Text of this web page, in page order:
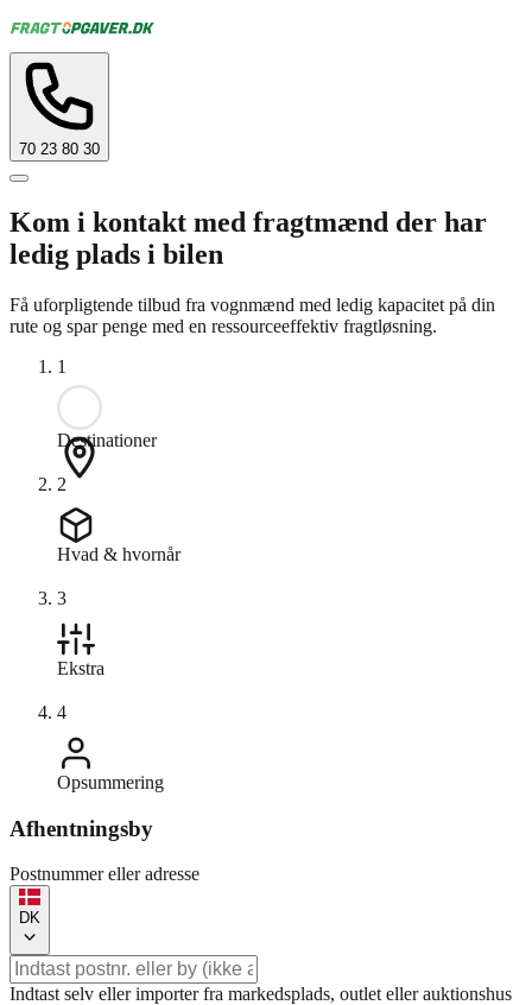
70 23 80 30
Kom i kontakt med fragtmænd der har
ledig plads i bilen
Få uforpligtende tilbud fra vognmænd med ledig kapacitet på din
rute og spar penge med en ressourceeffektiv fragtløsning.
1
Destinationer
2
Hvad & hvornår
3
Ekstra
4
Opsummering
Afhentningsby
Postnummer eller adresse
DK
Indtast selv eller importer fra markedsplads, outlet eller auktionshus